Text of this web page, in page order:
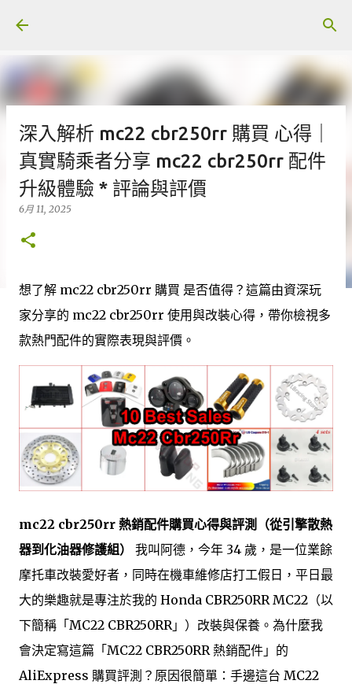
深入解析 mc22 cbr250rr 購買 心得｜
真實騎乘者分享 mc22 cbr250rr 配件
升級體驗 * 評論與評價
6月 11, 2025
想了解 mc22 cbr250rr 購買 是否值得？這篇由資深玩
家分享的 mc22 cbr250rr 使用與改裝心得，帶你檢視多
款熱門配件的實際表現與評價。
mc22 cbr250rr 熱銷配件購買心得與評測（從引擎散熱
器到化油器修護組）
我叫阿德，今年 34 歲，是一位業餘
摩托車改裝愛好者，同時在機車維修店打工假日，平日最
大的樂趣就是專注於我的 Honda CBR250RR MC22（以
下簡稱「MC22 CBR250RR」）改裝與保養。為什麼我
會決定寫這篇「MC22 CBR250RR 熱銷配件」的
AliExpress 購買評測？原因很簡單：手邊這台 MC22